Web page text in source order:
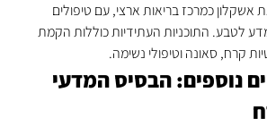
אשקלון כמרכז בריאות ארצי, עם טיפולים
לטבע. התוכניות העתידיות כוללות הקמת
קרח, סאונה וטיפולי נשימה.
נוספים: הבסיס המדעי